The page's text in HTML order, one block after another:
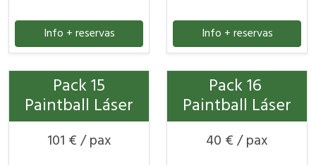
Info + reservas Info + reservas
Pack 15
Paintball Láser
101 € / pax
Pack 16
Paintball Láser
40 € / pax